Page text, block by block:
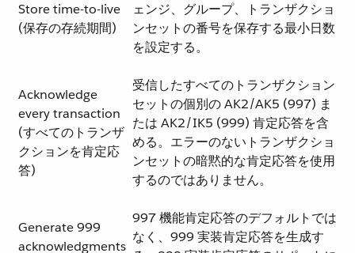
Store time-to-live
(保存の存続期間)
ェンジ、グループ、トランザクショ
ンセットの番号を保存する最小日数
を設定する。
Acknowledge
every transaction
(すべてのトランザ
クションを肯定応
答)
受信したすべてのトランザクション
セットの個別の AK2/AK5 (997) ま
たは AK2/IK5 (999) 肯定応答を含
める。エラーのないトランザクショ
ンセットの暗黙的な肯定応答を使用
するのではありません。
Generate 999
acknowledgments
997 機能肯定応答のデフォルトでは
なく、999 実装肯定応答を生成す